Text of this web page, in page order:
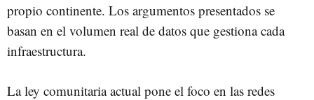
propio continente. Los argumentos presentados se
basan en el volumen real de datos que gestiona cada
infraestructura.
La ley comunitaria actual pone el foco en las redes